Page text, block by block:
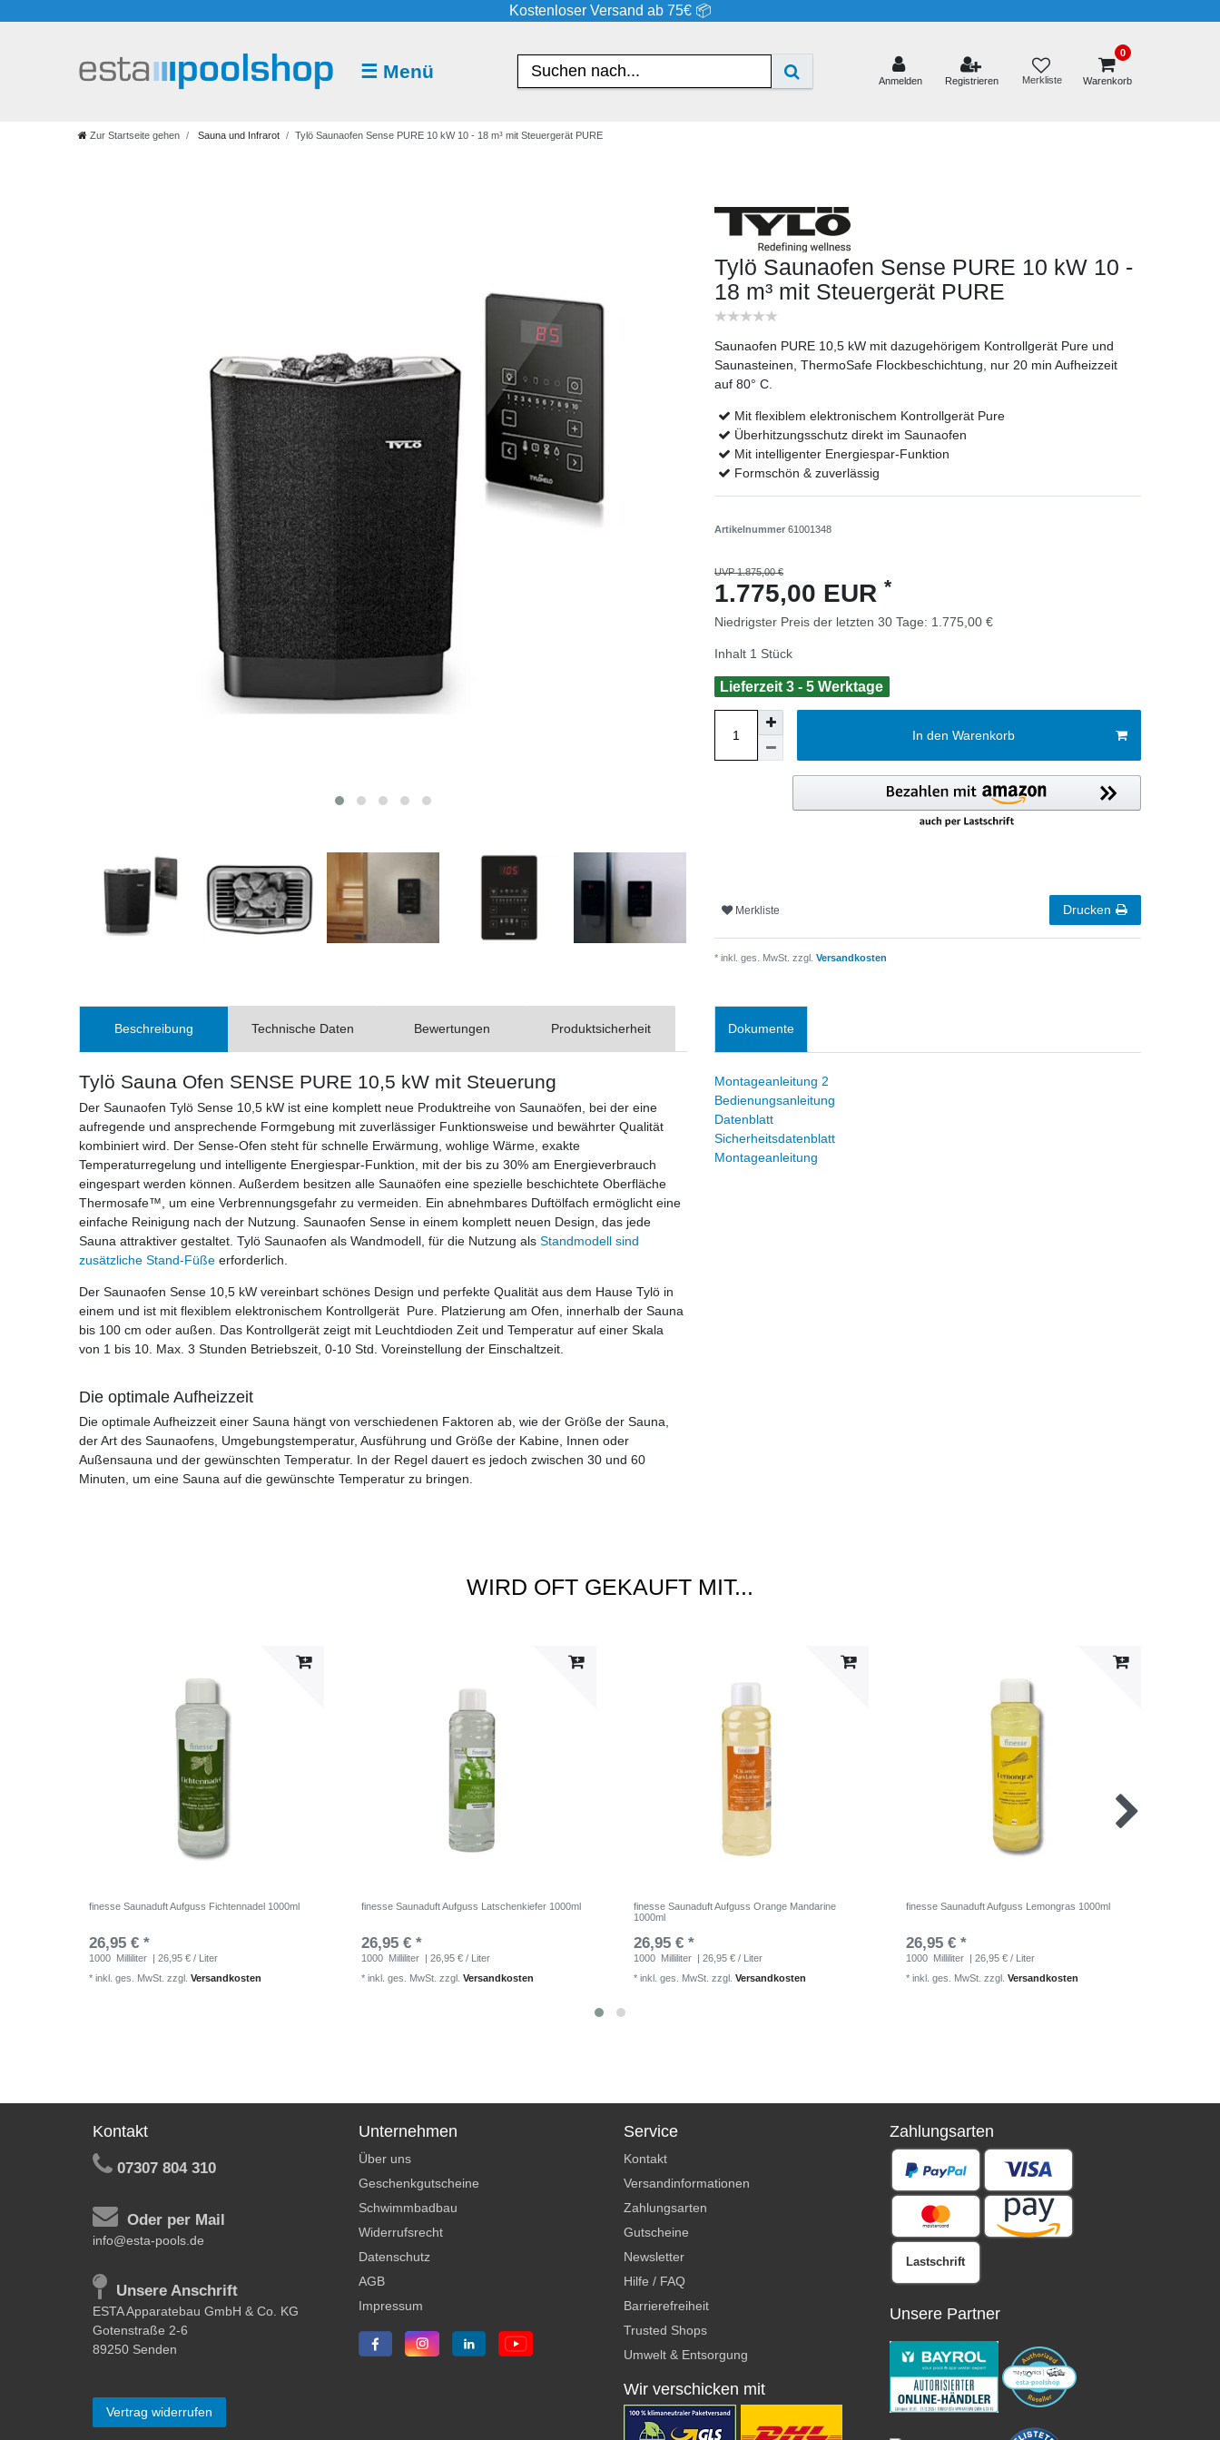
Kostenloser Versand ab 75€ 📦
☰ Menü Anmelden Registrieren Merkliste
0
Warenkorb
Zur Startseite gehen Sauna und Infrarot Tylö Saunaofen Sense PURE 10 kW 10 - 18 m³ mit Steuergerät PURE
Tylö Saunaofen Sense PURE 10 kW 10 -
18 m³ mit Steuergerät PURE
Saunaofen PURE 10,5 kW mit dazugehörigem Kontrollgerät Pure und
Saunasteinen, ThermoSafe Flockbeschichtung, nur 20 min Aufheizzeit
auf 80° C.
Mit flexiblem elektronischem Kontrollgerät Pure
Überhitzungsschutz direkt im Saunaofen
Mit intelligenter Energiespar-Funktion
Formschön & zuverlässig
Artikelnummer 61001348
UVP 1.875,00 €
1.775,00 EUR *
Niedrigster Preis der letzten 30 Tage: 1.775,00 €
Inhalt 1 Stück
Lieferzeit 3 - 5 Werktage
In den Warenkorb
Merkliste Drucken
* inkl. ges. MwSt. zzgl. Versandkosten
Beschreibung Technische Daten Bewertungen Produktsicherheit
Tylö Sauna Ofen SENSE PURE 10,5 kW mit Steuerung
Der Saunaofen Tylö Sense 10,5 kW ist eine komplett neue Produktreihe von Saunaöfen, bei der eine
aufregende und ansprechende Formgebung mit zuverlässiger Funktionsweise und bewährter Qualität
kombiniert wird. Der Sense-Ofen steht für schnelle Erwärmung, wohlige Wärme, exakte
Temperaturregelung und intelligente Energiespar-Funktion, mit der bis zu 30% am Energieverbrauch
eingespart werden können. Außerdem besitzen alle Saunaöfen eine spezielle beschichtete Oberfläche
Thermosafe™, um eine Verbrennungsgefahr zu vermeiden. Ein abnehmbares Duftölfach ermöglicht eine
einfache Reinigung nach der Nutzung. Saunaofen Sense in einem komplett neuen Design, das jede
Sauna attraktiver gestaltet. Tylö Saunaofen als Wandmodell, für die Nutzung als Standmodell sind
zusätzliche Stand-Füße erforderlich.
Der Saunaofen Sense 10,5 kW vereinbart schönes Design und perfekte Qualität aus dem Hause Tylö in
einem und ist mit flexiblem elektronischem Kontrollgerät Pure. Platzierung am Ofen, innerhalb der Sauna
bis 100 cm oder außen. Das Kontrollgerät zeigt mit Leuchtdioden Zeit und Temperatur auf einer Skala
von 1 bis 10. Max. 3 Stunden Betriebszeit, 0-10 Std. Voreinstellung der Einschaltzeit.
Die optimale Aufheizzeit
Die optimale Aufheizzeit einer Sauna hängt von verschiedenen Faktoren ab, wie der Größe der Sauna,
der Art des Saunaofens, Umgebungstemperatur, Ausführung und Größe der Kabine, Innen oder
Außensauna und der gewünschten Temperatur. In der Regel dauert es jedoch zwischen 30 und 60
Minuten, um eine Sauna auf die gewünschte Temperatur zu bringen.
Dokumente
Montageanleitung 2
Bedienungsanleitung
Datenblatt
Sicherheitsdatenblatt
Montageanleitung
WIRD OFT GEKAUFT MIT...
finesse Saunaduft Aufguss Fichtennadel 1000ml
26,95 € *
1000 Milliliter | 26,95 € / Liter
*inkl. ges. MwSt. zzgl.Versandkosten
finesse Saunaduft Aufguss Latschenkiefer 1000ml
26,95 € *
1000 Milliliter | 26,95 € / Liter
*inkl. ges. MwSt. zzgl.Versandkosten
finesse Saunaduft Aufguss Orange Mandarine
1000ml
26,95 € *
1000 Milliliter | 26,95 € / Liter
*inkl. ges. MwSt. zzgl.Versandkosten
finesse Saunaduft Aufguss Lemongras 1000ml
26,95 € *
1000 Milliliter | 26,95 € / Liter
*inkl. ges. MwSt. zzgl.Versandkosten
Kontakt
07307 804 310
Oder per Mail
info@esta-pools.de
Unsere Anschrift
ESTA Apparatebau GmbH & Co. KG
Gotenstraße 2-6
89250 Senden
Vertrag widerrufen
Unternehmen
Über uns
Geschenkgutscheine
Schwimmbadbau
Widerrufsrecht
Datenschutz
AGB
Impressum
Service
Kontakt
Versandinformationen
Zahlungsarten
Gutscheine
Newsletter
Hilfe / FAQ
Barrierefreiheit
Trusted Shops
Umwelt & Entsorgung
Wir verschicken mit
Zahlungsarten
Lastschrift
Unsere Partner